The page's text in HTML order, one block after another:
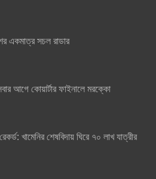
একমাত্র সচল রাডার
আগে কোয়ার্টার ফাইনালে মরক্কো
খামেনির শেষবিদায় ঘিরে ৭০ লাখ যাত্রীর